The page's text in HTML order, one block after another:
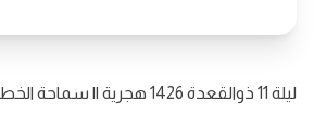
ليلة 11 ذوالقعدة 1426 هجرية || سماحة الخطيب الشيخ محمد جابر